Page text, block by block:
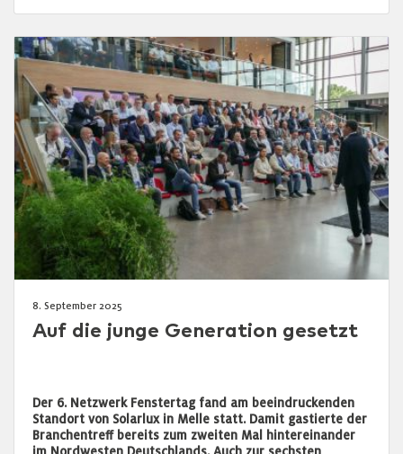
8. September 2025
Auf die junge Generation gesetzt
Der 6. Netzwerk Fenstertag fand am beeindruckenden
Standort von Solarlux in Melle statt. Damit gastierte der
Branchentreff bereits zum zweiten Mal hintereinander